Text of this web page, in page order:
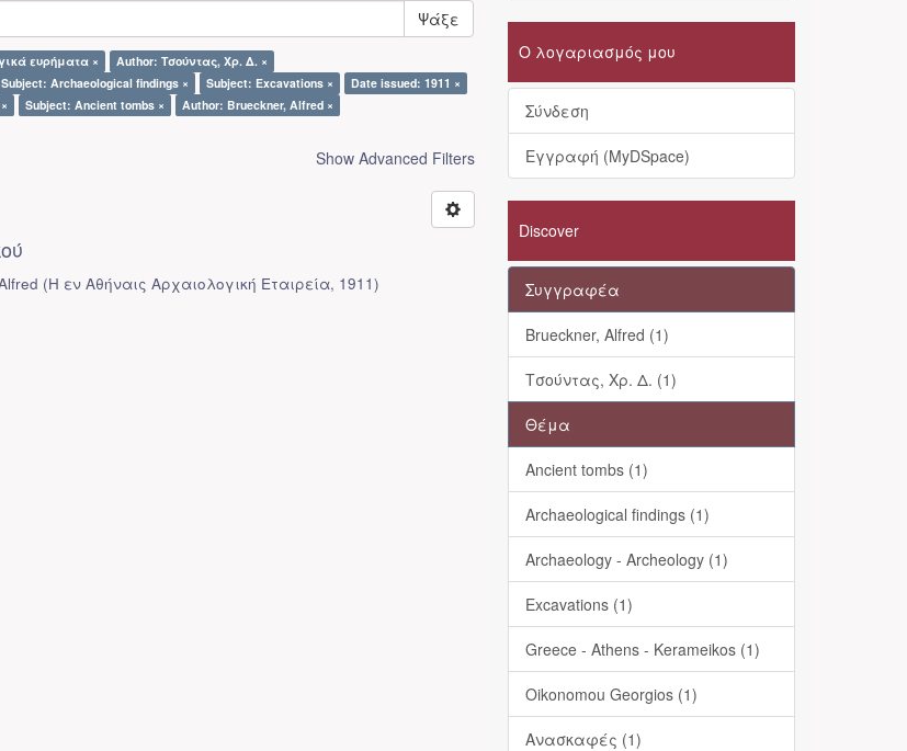
Ψάξε
ευρήματα ×
Author: Τσούντας, Χρ. Δ. ×
Subject: Archaeological findings × Subject: Excavations ×
Date issued: 1911 ×
Subject: Ancient tombs ×
Author: Brueckner, Alfred ×
Show Advanced Filters
(Η εν Αθήναις Αρχαιολογική Εταιρεία, 1911)
Ο λογαριασμός μου
Σύνδεση
Εγγραφή (MyDSpace)
Discover
Συγγραφέα
Brueckner, Alfred (1)
Τσούντας, Χρ. Δ. (1)
Θέμα
Ancient tombs (1)
Archaeological findings (1)
Archaeology - Archeology (1)
Excavations (1)
Greece - Athens - Kerameikos (1)
Oikonomou Georgios (1)
Ανασκαφές (1)